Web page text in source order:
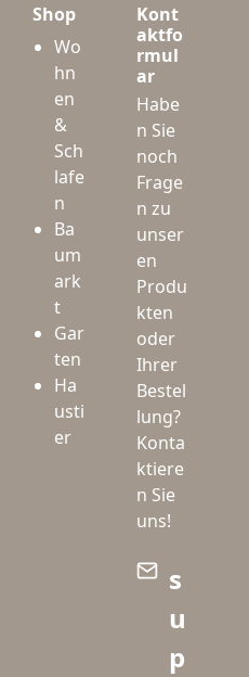
Shop
Wo
hn
en
&
Sch
lafe
n
Ba
um
ark
t
Gar
ten
Ha
usti
er
Kont
aktfo
rmul
ar
Habe
n Sie
noch
Frage
n zu
unser
en
Produ
kten
oder
Ihrer
Bestel
lung?
Konta
ktiere
n Sie
uns!
s
u
p